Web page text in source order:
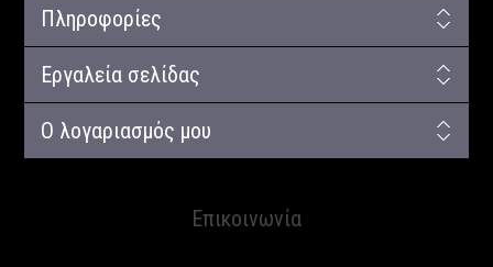
Πληροφορίες
Εργαλεία σελίδας
Ο λογαριασμός μου
Επικοινωνία